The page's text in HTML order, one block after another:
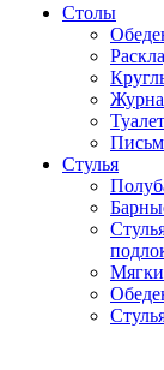
Столы
Стулья